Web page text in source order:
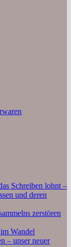
Schreiben lohnt –
und deren
zerstören
Wandel
– unser neuer